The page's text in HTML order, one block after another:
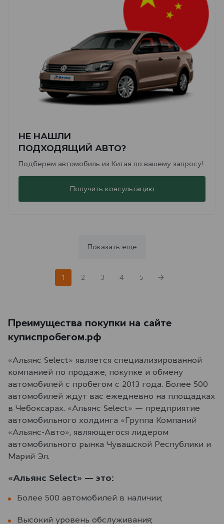
НЕ НАШЛИ
ПОДХОДЯЩИЙ АВТО?
Подберем автомобиль из Китая по вашему запросу!
Получить консультацию
Показать еще
1 2 3 4 5
Преимущества покупки на сайте
куписпробегом.рф
«Альянс Select» является специализированной
компанией по продаже, покупке и обмену
автомобилей с пробегом с 2013 года. Более 500
автомобилей ждут вас ежедневно на площадках
в Чебоксарах. «Альянс Select» — предприятие
автомобильного холдинга «Группа Компаний
«Альянс-Авто», являющегося лидером
автомобильного рынка Чувашской Республики и
Марий Эл.
«Альянс Select» — это:
Более 500 автомобилей в наличии;
Высокий уровень обслуживания;